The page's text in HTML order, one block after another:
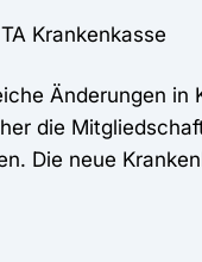
Krankenkasse
Änderungen
die
Die neue